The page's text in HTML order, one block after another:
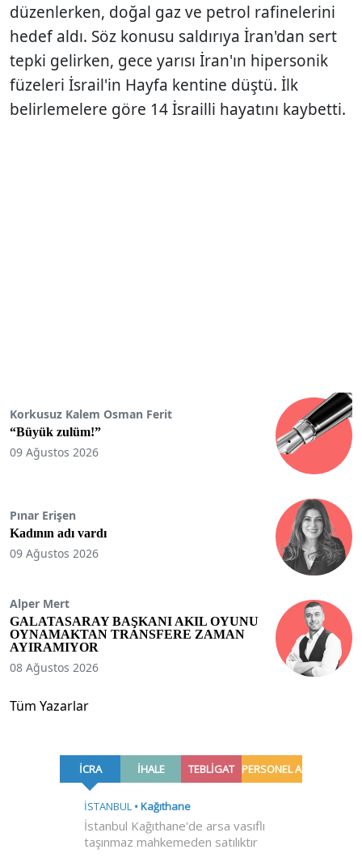
düzenlerken, doğal gaz ve petrol rafinelerini
hedef aldı. Söz konusu saldırıya İran'dan sert
tepki gelirken, gece yarısı İran'ın hipersonik
füzeleri İsrail'in Hayfa kentine düştü. İlk
belirlemelere göre 14 İsrailli hayatını kaybetti.
Korkusuz Kalem Osman Ferit
“Büyük zulüm!”
09 Ağustos 2026
Pınar Erişen
Kadının adı vardı
09 Ağustos 2026
Alper Mert
GALATASARAY BAŞKANI AKIL OYUNU
OYNAMAKTAN TRANSFERE ZAMAN
AYIRAMIYOR
08 Ağustos 2026
Tüm Yazarlar